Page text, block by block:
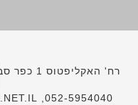
052-5954040, E-MAIL: KARTIS@NETVISION.NET.IL